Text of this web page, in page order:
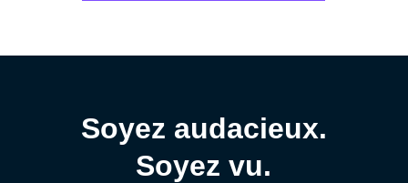
Soyez audacieux.
Soyez vu.